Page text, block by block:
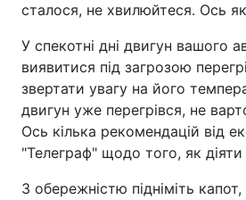
сталося, не хвилюйтеся. Ось
У спекотні дні двигун вашого
виявитися під загрозою
звертати увагу на його
двигун уже перегрівся, не
Ось кілька рекомендацій від
"Телеграф" щодо того, як діяти
З обережністю підніміть